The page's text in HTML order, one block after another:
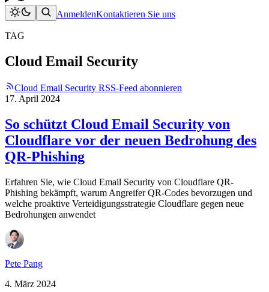
AnmeldenKontaktieren Sie uns
TAG
Cloud Email Security
Cloud Email Security RSS-Feed abonnieren
17. April 2024
So schützt Cloud Email Security von
Cloudflare vor der neuen Bedrohung des
QR-Phishing
Erfahren Sie, wie Cloud Email Security von Cloudflare QR-
Phishing bekämpft, warum Angreifer QR-Codes bevorzugen und
welche proaktive Verteidigungsstrategie Cloudflare gegen neue
Bedrohungen anwendet
Pete Pang
4. März 2024